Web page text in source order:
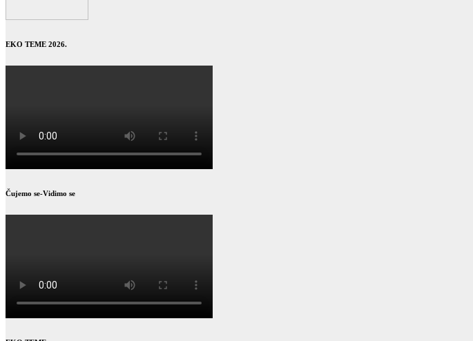
EKO TEME 2026.
Čujemo se-Vidimo se